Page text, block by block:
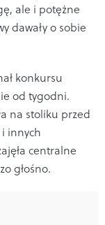
ale i potężne
dawały o sobie
konkursu
od tygodni.
na stoliku przed
innych
centralne
głośno.